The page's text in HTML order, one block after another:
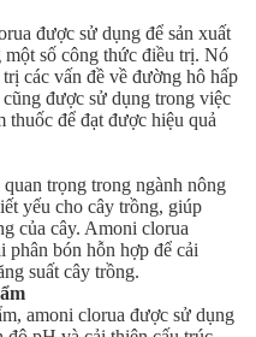
được sử dụng để sản xuất
số công thức điều trị. Nó
các vấn đề về đường hô hấp
được sử dụng trong việc
thuốc để đạt được hiệu quả
trọng trong ngành nông
yếu cho cây trồng, giúp
của cây. Amoni clorua
phân bón hỗn hợp để cải
suất cây trồng.
amoni clorua được sử dụng